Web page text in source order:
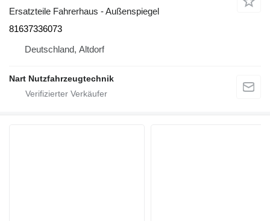
Ersatzteile Fahrerhaus - Außenspiegel
81637336073
Deutschland, Altdorf
Nart Nutzfahrzeugtechnik